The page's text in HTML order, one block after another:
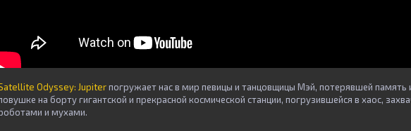
Odyssey: Jupiterпогружает нас в мир певицы и танцовщицы Мэй, потерявшей память
на борту гигантской и прекрасной космической станции, погрузившейся в хаос,
и мухами.